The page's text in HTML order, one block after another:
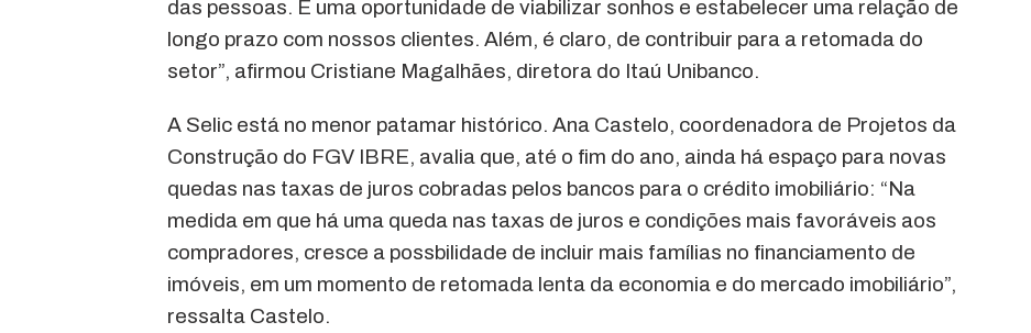
das pessoas. É uma oportunidade de viabilizar sonhos e estabelecer uma relação de
longo prazo com nossos clientes. Além, é claro, de contribuir para a retomada do
setor”, afirmou Cristiane Magalhães, diretora do Itaú Unibanco.
A Selic está no menor patamar histórico. Ana Castelo, coordenadora de Projetos da
Construção do FGV IBRE, avalia que, até o fim do ano, ainda há espaço para novas
quedas nas taxas de juros cobradas pelos bancos para o crédito imobiliário: “Na
medida em que há uma queda nas taxas de juros e condições mais favoráveis aos
compradores, cresce a possbilidade de incluir mais famílias no financiamento de
imóveis, em um momento de retomada lenta da economia e do mercado imobiliário”,
ressalta Castelo.